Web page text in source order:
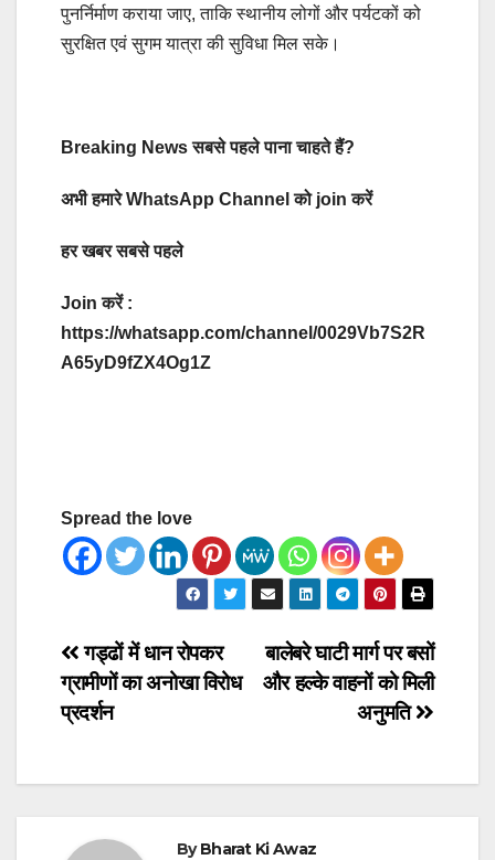
पुनर्निर्माण कराया जाए, ताकि स्थानीय लोगों और पर्यटकों को
सुरक्षित एवं सुगम यात्रा की सुविधा मिल सके।
Breaking News सबसे पहले पाना चाहते हैं?
अभी हमारे WhatsApp Channel को join करें
हर खबर सबसे पहले
Join करें :
https://whatsapp.com/channel/0029Vb7S2R
A65yD9fZX4Og1Z
Spread the love
Post
navigation
बालेबरे घाटी मार्ग पर बसों
और हल्के वाहनों को मिली
अनुमति
गड्ढों में धान रोपकर
ग्रामीणों का अनोखा विरोध
प्रदर्शन
ByBharat Ki Awaz